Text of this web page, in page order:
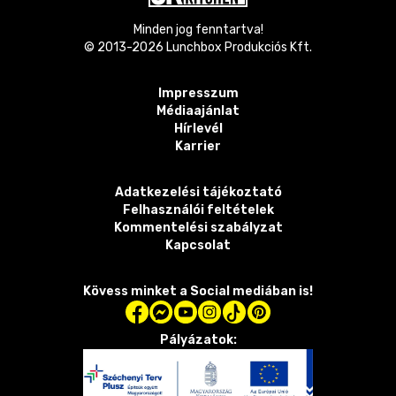
Minden jog fenntartva!
© 2013-2026 Lunchbox Produkciós Kft.
Impresszum
Médiaajánlat
Hírlevél
Karrier
Adatkezelési tájékoztató
Felhasználói feltételek
Kommentelési szabályzat
Kapcsolat
Kövess minket a Social mediában is!
Pályázatok: